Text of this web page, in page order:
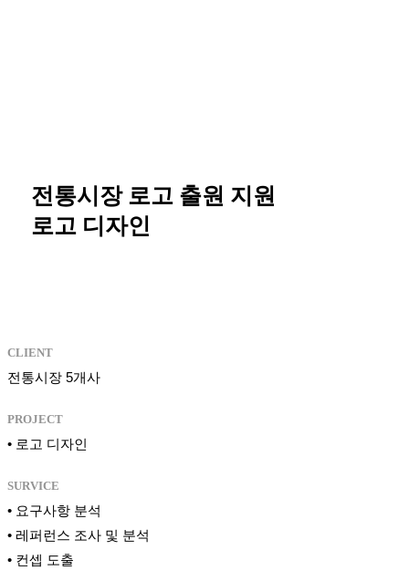
전통시장 로고 출원 지원
로고 디자인
CLIENT
전통시장 5개사
PROJECT
• 로고 디자인
SURVICE
• 요구사항 분석
• 레퍼런스 조사 및 분석
• 컨셉 도출